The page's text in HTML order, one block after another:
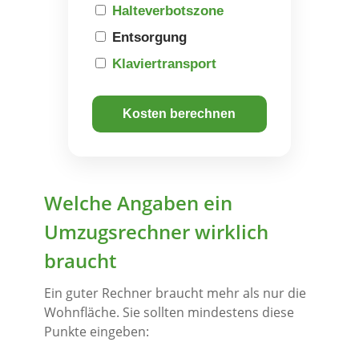
Halteverbotszone
Entsorgung
Klaviertransport
Kosten berechnen
Welche Angaben ein
Umzugsrechner wirklich
braucht
Ein guter Rechner braucht mehr als nur die
Wohnfläche. Sie sollten mindestens diese
Punkte eingeben: